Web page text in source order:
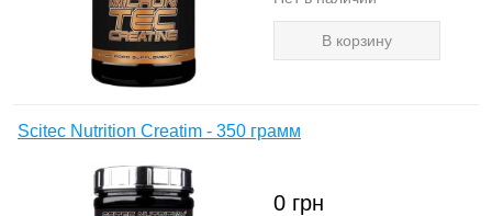
В корзину
Scitec Nutrition Creatim - 350 грамм
0 грн